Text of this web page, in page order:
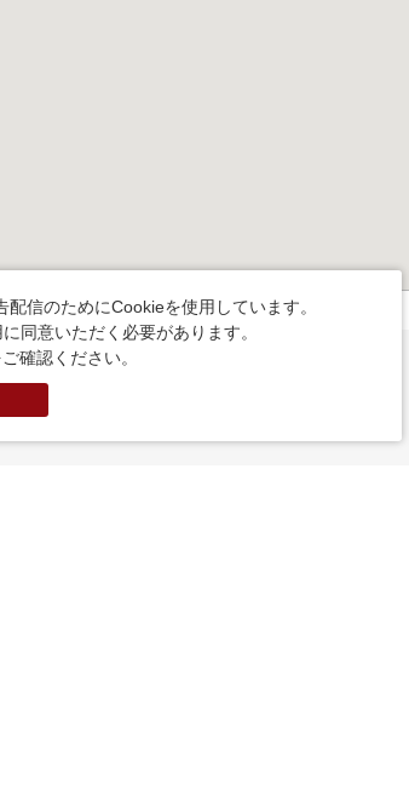
信のためにCookieを使用しています。
同意いただく必要があります。
確認ください。